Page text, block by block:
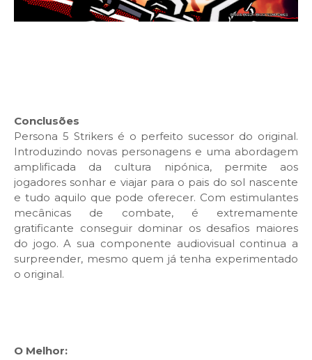
Conclusões
Persona 5 Strikers é o perfeito sucessor do original.
Introduzindo novas personagens e uma abordagem
amplificada da cultura nipónica, permite aos
jogadores sonhar e viajar para o pais do sol nascente
e tudo aquilo que pode oferecer. Com estimulantes
mecânicas de combate, é extremamente
gratificante conseguir dominar os desafios maiores
do jogo. A sua componente audiovisual continua a
surpreender, mesmo quem já tenha experimentado
o original.
O Melhor: